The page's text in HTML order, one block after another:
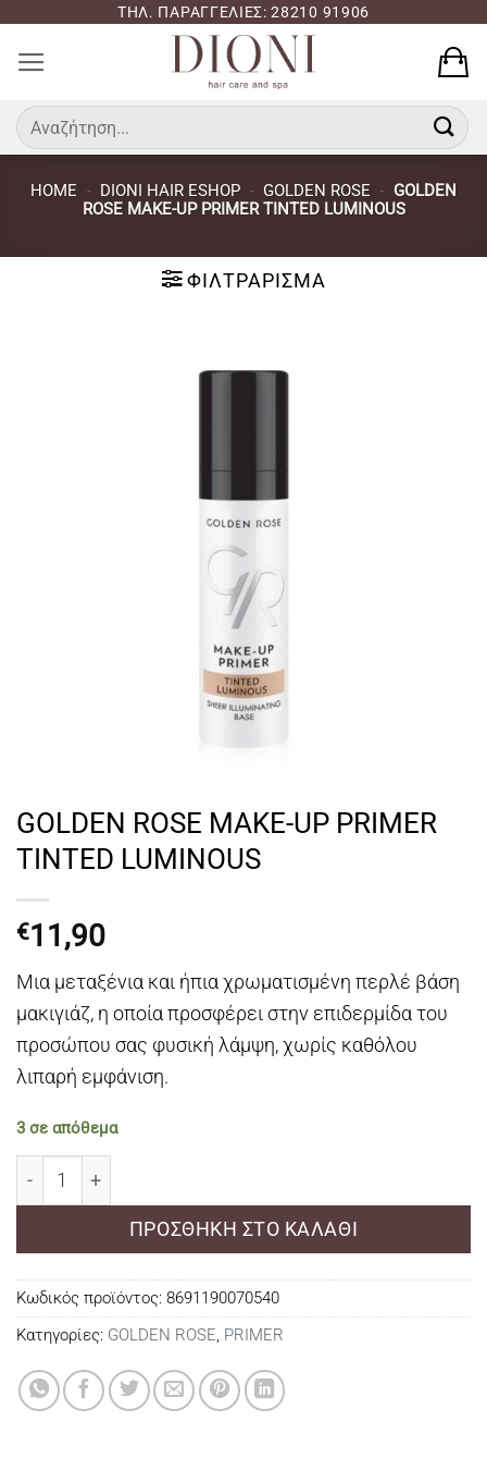
περιεχόμενο
ΤΗΛ. ΠΑΡΑΓΓΕΛΙΕΣ: 28210 91906
Αναζήτηση
για:
HOME - DIONI HAIR ESHOP - GOLDEN ROSE - GOLDEN
ROSE MAKE-UP PRIMER TINTED LUMINOUS
ΦΙΛΤΡΆΡΙΣΜΑ
GOLDEN ROSE MAKE-UP PRIMER
TINTED LUMINOUS
€11,90
Μια μεταξένια και ήπια χρωματισμένη περλέ βάση
μακιγιάζ, η οποία προσφέρει στην επιδερμίδα του
προσώπου σας φυσική λάμψη, χωρίς καθόλου
λιπαρή εμφάνιση.
3 σε απόθεμα
ΠΡΟΣΘΉΚΗ ΣΤΟ ΚΑΛΆΘΙ
Κωδικός προϊόντος: 8691190070540
Κατηγορίες: GOLDEN ROSE, PRIMER